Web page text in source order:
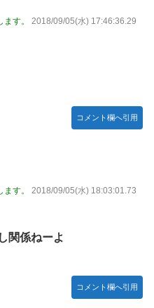
す。
2018/09/05(水) 17:46:36.29
コメント欄へ引用
す。
2018/09/05(水) 18:03:01.73
関係ねーよ
コメント欄へ引用